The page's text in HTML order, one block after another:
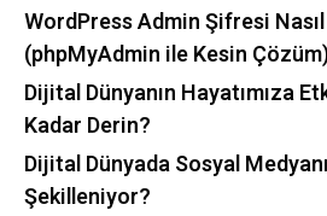
WordPress Admin Şifresi Nasıl
(phpMyAdmin ile Kesin
Dijital Dünyanın Hayatımıza
Kadar Derin?
Dijital Dünyada Sosyal
Şekilleniyor?